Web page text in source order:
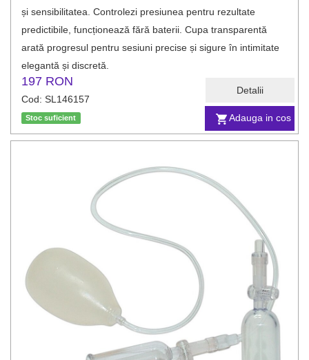
Adauga in cos
Detalii
și sensibilitatea. Controlezi presiunea pentru rezultate
predictibile, funcționează fără baterii. Cupa transparentă
arată progresul pentru sesiuni precise și sigure în intimitate
elegantă și discretă.
197 RON
Cod: SL146157
Stoc suficient